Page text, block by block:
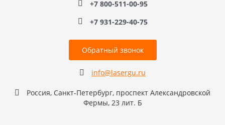
+7 800-511-00-95
+7 931-229-40-75
Обратный звонок
info@lasergu.ru
Россия, Санкт-Петербург, проспект Александровской
Фермы, 23 лит. Б